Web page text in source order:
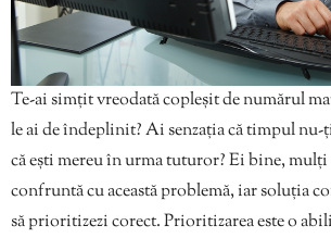
Te-ai simțit vreodată copleșit de numărul
le ai de îndeplinit? Ai senzația că timpul
că ești mereu în urma tuturor? Ei bine, mulți
confruntă cu această problemă, iar soluția
să prioritizezi corect. Prioritizarea este o